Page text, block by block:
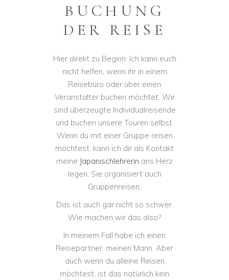
BUCHUNG
DER REISE
Hier direkt zu Beginn: Ich kann euch
nicht helfen, wenn ihr in einem
Reisebüro oder über einen
Veranstalter buchen möchtet. Wir
sind überzeugte Individualreisende
und buchen unsere Touren selbst.
Wenn du mit einer Gruppe reisen
möchtest, kann ich dir als Kontakt
meine Japanischlehrerin ans Herz
legen. Sie organisiert auch
Gruppenreisen.
Das ist auch gar nicht so schwer.
Wie machen wir das also?
In meinem Fall habe ich einen
Reisepartner: meinen Mann. Aber
auch wenn du alleine Reisen
möchtest, ist das natürlich kein